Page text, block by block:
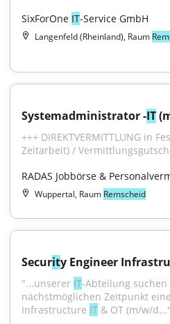
SixForOne IT-Service GmbH
Langenfeld (Rheinland), Raum
Systemadministrator -IT
+++ DIREKTVERMITTLUNG in
Zeitarbeit) /
RADAS Jobbörse &
Wuppertal, Raum Remscheid
Security Engineer
"...unserer IT-Abteilung
nächstmöglichen Zeitpunkt
Infrastructure IT & OT (m/w/d..."